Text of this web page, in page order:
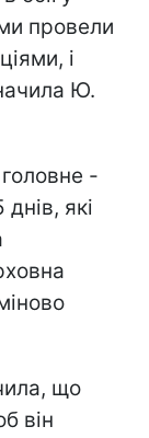
провели
і
Ю.
-
які
що
він